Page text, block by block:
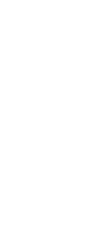
サミットで先行
の家紋「織田
Menkoiガール